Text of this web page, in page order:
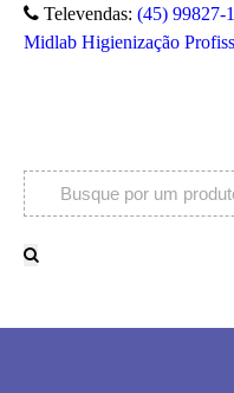
Televendas: (45) 99827-
Midlab Higienização